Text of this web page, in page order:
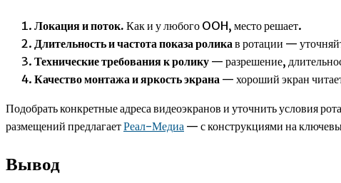
Локация и поток. Как и у любого OOH, место решает.
Длительность и частота показа ролика в ротации —
Технические требования к ролику — разрешение,
Качество монтажа и яркость экрана — хороший экран
Подобрать конкретные адреса видеоэкранов и уточнить условия
размещений предлагаетРеал-Медиа — с конструкциями на
Вывод